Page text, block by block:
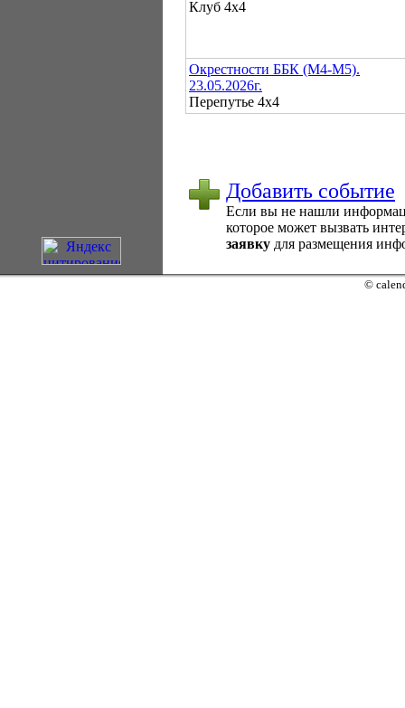
Клуб 4х4
Окрестности ББК (М4-М5).
23.05.2026г.
Перепутье 4х4
Добавить событие
Если вы не нашли
которое может вызвать
заявку для размещения
©